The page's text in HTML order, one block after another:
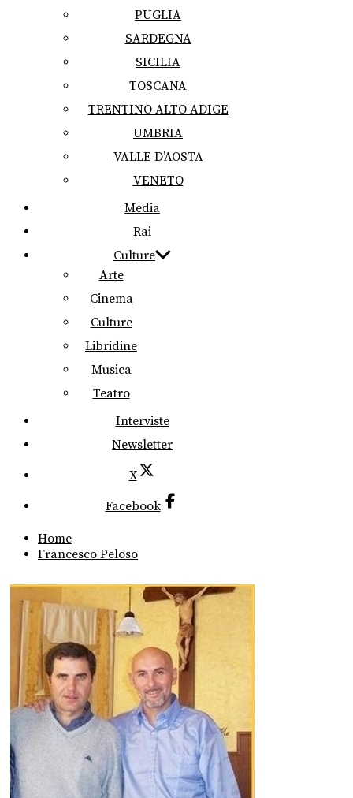
PUGLIA
SARDEGNA
SICILIA
TOSCANA
TRENTINO ALTO ADIGE
UMBRIA
VALLE D’AOSTA
VENETO
Media
Rai
Culture
Arte
Cinema
Culture
Libridine
Musica
Teatro
Interviste
Newsletter
X
Facebook
Home
Francesco Peloso